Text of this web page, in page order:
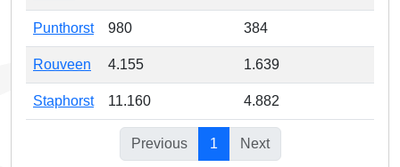
Punthorst 980 384
Rouveen 4.155 1.639
Staphorst 11.160 4.882
Previous 1 Next